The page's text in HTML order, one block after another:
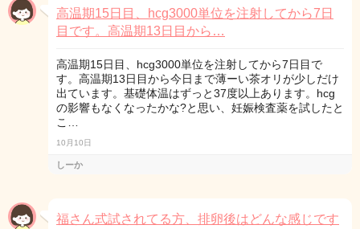
高温期15日目、hcg3000単位を注射してから7日
目です。高温期13日目から…
高温期15日目、hcg3000単位を注射してから7日目で
す。高温期13日目から今日まで薄ーい茶オリが少しだけ
出ています。基礎体温はずっと37度以上あります。hcg
の影響もなくなったかな?と思い、妊娠検査薬を試したと
こ…
10月10日
しーか
福さん式試されてる方、排卵後はどんな感じです